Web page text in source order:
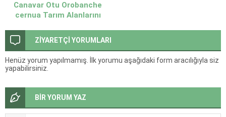
Canavar Otu Orobanche
cernua Tarım Alanlarını
Parazit Bitki
ZİYARETÇİ YORUMLARI
Henüz yorum yapılmamış. İlk yorumu aşağıdaki form aracılığıyla siz
yapabilirsiniz.
BİR YORUM YAZ